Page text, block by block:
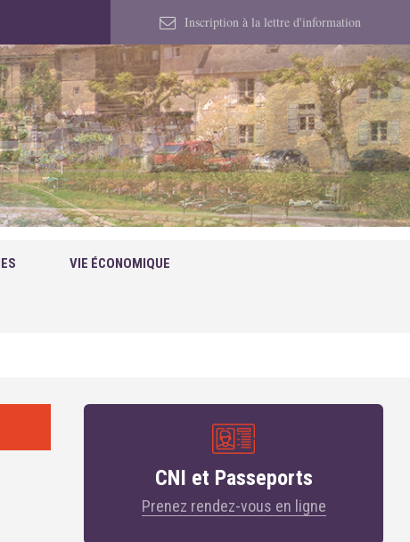
Inscription à la lettre d'information
VIE ÉCONOMIQUE
CNI et Passeports
Prenez rendez-vous en ligne